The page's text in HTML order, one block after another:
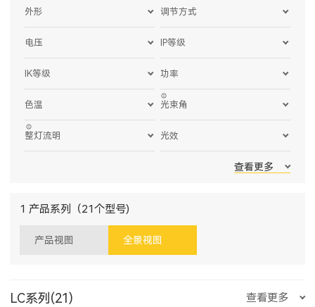
外形 调节方式
电压 IP等级
IK等级 功率
色温 光束角
整灯流明 光效
查看更多
1 产品系列（21个型号)
产品视图 全景视图
LC系列(21) 查看更多